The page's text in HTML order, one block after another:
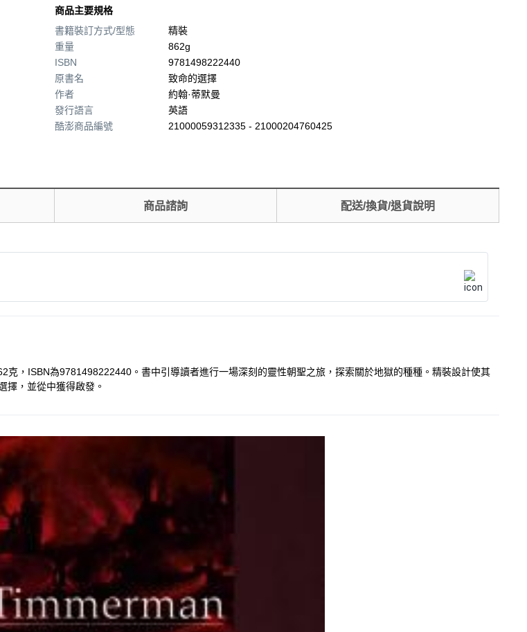
商品主要規格
書籍裝訂方式/型態
精裝
重量
862g
ISBN
9781498222440
原書名
致命的選擇
作者
約翰·蒂默曼
發行語言
英語
酷澎商品編號
21000059312335 - 21000204760425
商品諮詢 配送/換貨/退貨說明
克，ISBN為9781498222440。書中引導讀者進行一場深刻的靈性朝聖之旅，探索關於地獄的種種。精裝設計使其
擇，並從中獲得啟發。